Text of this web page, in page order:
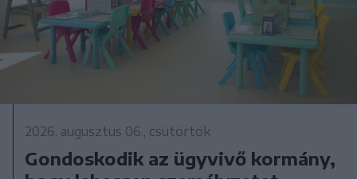
2026. augusztus 06., csütörtök
Gondoskodik az ügyvivő kormány,